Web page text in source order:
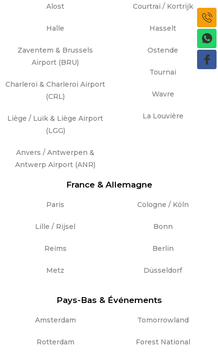
Alost
Halle
Zaventem & Brussels
Airport (BRU)
Charleroi & Charleroi Airport
(CRL)
Liège / Luik & Liège Airport
(LGG)
Anvers / Antwerpen &
Antwerp Airport (ANR)
Courtrai / Kortrijk
Hasselt
Ostende
Tournai
Wavre
La Louvière
France & Allemagne
Paris
Lille / Rijsel
Reims
Metz
Cologne / Köln
Bonn
Berlin
Düsseldorf
Pays-Bas & Événements
Amsterdam
Rotterdam
Tomorrowland
Forest National